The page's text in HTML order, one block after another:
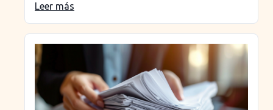
Leer más